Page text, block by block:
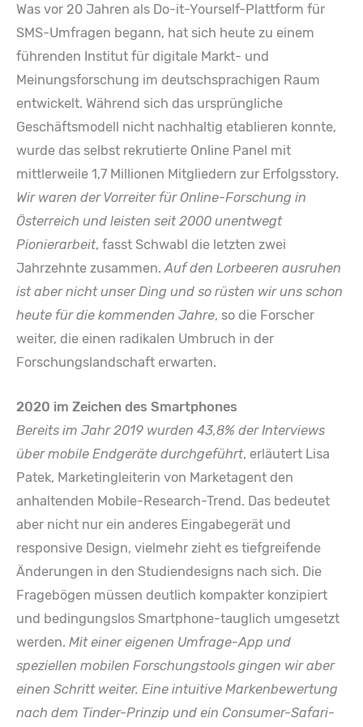
Was vor 20 Jahren als Do-it-Yourself-Plattform für
SMS-Umfragen begann, hat sich heute zu einem
führenden Institut für digitale Markt- und
Meinungsforschung im deutschsprachigen Raum
entwickelt. Während sich das ursprüngliche
Geschäftsmodell nicht nachhaltig etablieren konnte,
wurde das selbst rekrutierte Online Panel mit
mittlerweile 1,7 Millionen Mitgliedern zur Erfolgsstory.
Wir waren der Vorreiter für Online-Forschung in
Österreich und leisten seit 2000 unentwegt
Pionierarbeit, fasst Schwabl die letzten zwei
Jahrzehnte zusammen. Auf den Lorbeeren ausruhen
ist aber nicht unser Ding und so rüsten wir uns schon
heute für die kommenden Jahre, so die Forscher
weiter, die einen radikalen Umbruch in der
Forschungslandschaft erwarten.
2020 im Zeichen des Smartphones
Bereits im Jahr 2019 wurden 43,8% der Interviews
über mobile Endgeräte durchgeführt, erläutert Lisa
Patek, Marketingleiterin von Marketagent den
anhaltenden Mobile-Research-Trend. Das bedeutet
aber nicht nur ein anderes Eingabegerät und
responsive Design, vielmehr zieht es tiefgreifende
Änderungen in den Studiendesigns nach sich. Die
Fragebögen müssen deutlich kompakter konzipiert
und bedingungslos Smartphone-tauglich umgesetzt
werden. Mit einer eigenen Umfrage-App und
speziellen mobilen Forschungstools gingen wir aber
einen Schritt weiter. Eine intuitive Markenbewertung
nach dem Tinder-Prinzip und ein Consumer-Safari-